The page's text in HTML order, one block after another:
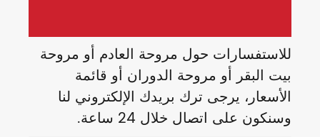
للاستفسارات حول مروحة العادم أو مروحة
بيت البقر أو مروحة الدوران أو قائمة
الأسعار، يرجى ترك بريدك الإلكتروني لنا
وسنكون على اتصال خلال 24 ساعة.